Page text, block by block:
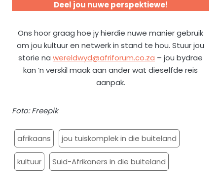
Deel jou nuwe perspektiewe!
Ons hoor graag hoe jy hierdie nuwe manier gebruik
om jou kultuur en netwerk in stand te hou. Stuur jou
storie na wereldwyd@afriforum.co.za – jou bydrae
kan ’n verskil maak aan ander wat dieselfde reis
aanpak.
Foto: Freepik
afrikaans jou tuiskomplek in die buiteland
kultuur Suid-Afrikaners in die buiteland